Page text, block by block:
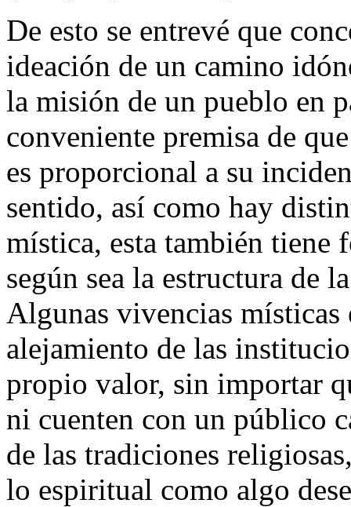
De esto se entrevé que
ideación de un camino
la misión de un pueblo en
conveniente premisa de
es proporcional a su
sentido, así como hay
mística, esta también tiene
según sea la estructura de
Algunas vivencias místicas
alejamiento de las
propio valor, sin importar
ni cuenten con un público
de las tradiciones
lo espiritual como algo